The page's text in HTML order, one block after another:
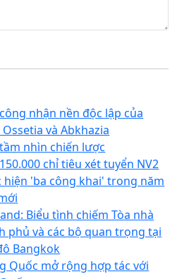
nhận nền độc lập của
và Abkhazia
nhìn chiến lược
chỉ tiêu xét tuyển NV2
hiện 'ba công khai' trong năm
Biểu tình chiếm Tòa nhà
phủ và các bộ quan trọng tại
Bangkok
Quốc mở rộng hợp tác với